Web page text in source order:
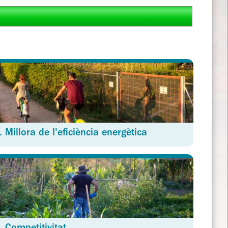
Millora de l'eficiència energètica